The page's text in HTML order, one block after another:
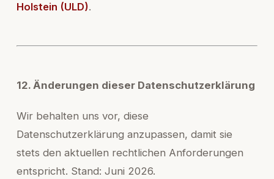
Holstein (ULD).
12. Änderungen dieser Datenschutzerklärung
Wir behalten uns vor, diese
Datenschutzerklärung anzupassen, damit sie
stets den aktuellen rechtlichen Anforderungen
entspricht. Stand: Juni 2026.